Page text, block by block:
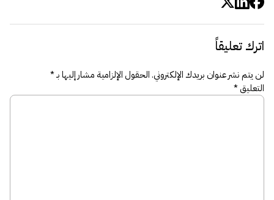
اترك تعليقاً
لن يتم نشر عنوان بريدك الإلكتروني.الحقول الإلزامية مشار إليها بـ*
التعليق*